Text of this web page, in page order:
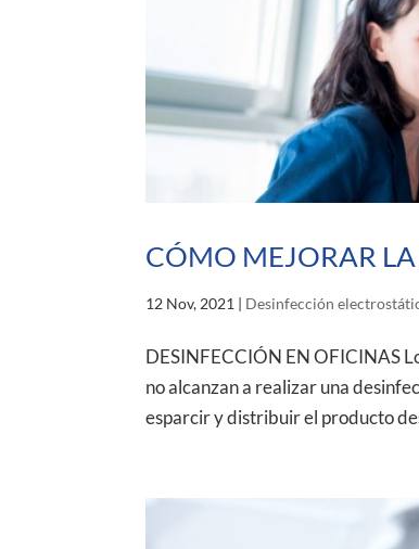
CÓMO MEJORAR
12 Nov, 2021 | Desinfección
DESINFECCIÓN EN OFICINAS
no alcanzan a realizar una
esparcir y distribuir el producto